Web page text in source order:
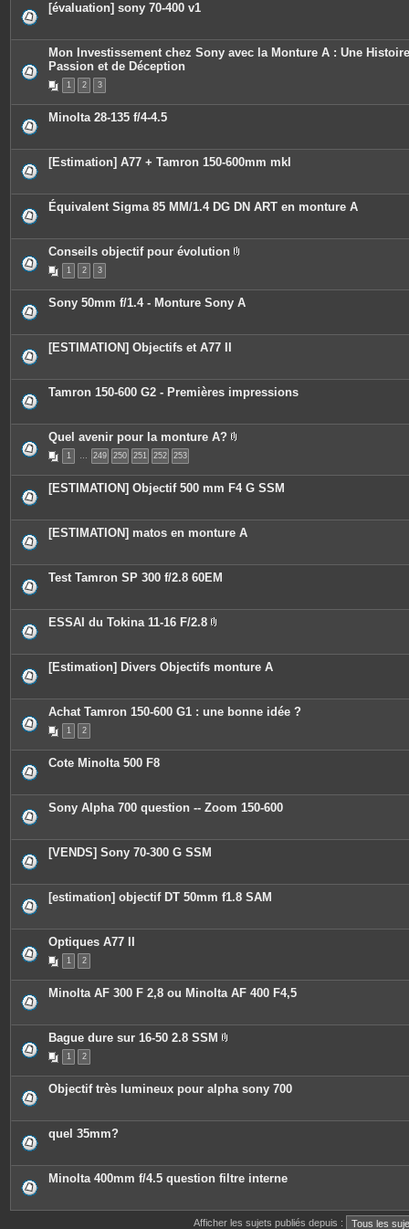
[évaluation] sony 70-400 v1
Mon Investissement chez Sony avec la Monture A : Une
Passion et de Déception
1 2 3
Minolta 28-135 f/4-4.5
[Estimation] A77 + Tamron 150-600mm mkI
Équivalent Sigma 85 MM/1.4 DG DN ART en monture A
Conseils objectif pour évolution
c
e
o
e
s
1 2 3
Sony 50mm f/1.4 - Monture Sony A
[ESTIMATION] Objectifs et A77 II
Tamron 150-600 G2 - Premières impressions
Quel avenir pour la monture A?
c
e
o
e
1 … 249 250 251 252 253
[ESTIMATION] Objectif 500 mm F4 G SSM
[ESTIMATION] matos en monture A
Test Tamron SP 300 f/2.8 60EM
ESSAI du Tokina 11-16 F/2.8
è
c
j
o
i
e
[Estimation] Divers Objectifs monture A
Achat Tamron 150-600 G1 : une bonne idée ?
1 2
Cote Minolta 500 F8
Sony Alpha 700 question -- Zoom 150-600
[VENDS] Sony 70-300 G SSM
[estimation] objectif DT 50mm f1.8 SAM
Optiques A77 II
1 2
Minolta AF 300 F 2,8 ou Minolta AF 400 F4,5
Bague dure sur 16-50 2.8 SSM
c
e
o
e
s
1 2
Objectif très lumineux pour alpha sony 700
quel 35mm?
Minolta 400mm f/4.5 question filtre interne
Afficher les sujets publiés depuis :